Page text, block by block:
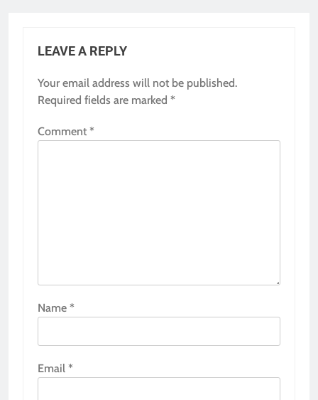
LEAVE A REPLY
Your email address will not be published.
Required fields are marked *
Comment *
Name *
Email *